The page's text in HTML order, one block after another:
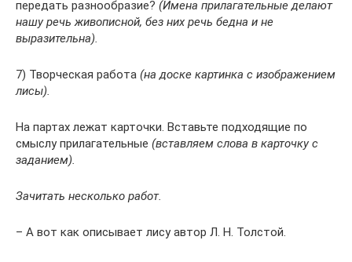
передать разнообразие? (Имена прилагательные делают
нашу речь живописной, без них речь бедна и не
выразительна).
7) Творческая работа (на доске картинка с изображением
лисы).
На партах лежат карточки. Вставьте подходящие по
смыслу прилагательные (вставляем слова в карточку с
заданием).
Зачитать несколько работ.
– А вот как описывает лису автор Л. Н. Толстой.